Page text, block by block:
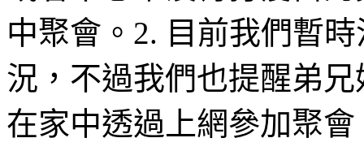
中聚會。 2. 目前我們暫
況，不過我們也提醒弟
在家中透過上網參加聚會